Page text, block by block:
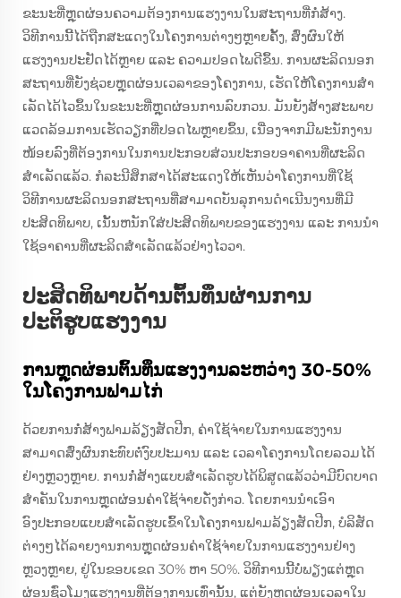
ຂະນະທີ່ຫຼຸດຜ່ອນຄວາມຕ້ອງການແຮງງານໃນສະຖານທີ່ກໍ່ສ້າງ.
ວິທີການນີ້ໄດ້ຖືກສະແດງໃນໂຄງການຕ່າງໆຫຼາຍຄັ້ງ, ສົ່ງຜົນໃຫ້
ແຮງງານປະຢັດໄດ້ຫຼາຍ ແລະ ຄວາມປອດໄພດີຂຶ້ນ. ການຜະລິດນອກ
ສະຖານທີ່ຍັງຊ່ວຍຫຼຸດຜ່ອນເວລາຂອງໂຄງການ, ເຮັດໃຫ້ໂຄງການສໍາ
ເລັດໄດ້ໄວຂຶ້ນໃນຂະນະທີ່ຫຼຸດຜ່ອນການລົບກວນ. ມັນຍັງສ້າງສະພາບ
ແວດລ້ອມການເຮັດວຽກທີ່ປອດໄພຫຼາຍຂຶ້ນ, ເນື່ອງຈາກມີພະນັກງານ
ໜ້ອຍລົງທີ່ຕ້ອງການໃນການປະກອບສ່ວນປະກອບອາຄານທີ່ຜະລິດ
ສໍາເລັດແລ້ວ. ກໍລະນີສຶກສາໄດ້ສະແດງໃຫ້ເຫັນວ່າໂຄງການທີ່ໃຊ້
ວິທີການຜະລິດນອກສະຖານທີ່ສາມາດບັນລຸການດໍາເນີນງານທີ່ມີ
ປະສິດທິພາບ, ເນັ້ນຫນັກໃສ່ປະສິດທິພາບຂອງແຮງງານ ແລະ ການນໍາ
ໃຊ້ອາຄານທີ່ຜະລິດສໍາເລັດແລ້ວຢ່າງໄວວາ.
ປະສິດທິພາບດ້ານຕົ້ນທຶນຜ່ານການ
ປະຕິຮູບແຮງງານ
ການຫຼຸດຜ່ອນຕົ້ນທຶນແຮງງານລະຫວ່າງ 30-50%
ໃນໂຄງການຟາມໄກ່
ດ້ວຍການກໍ່ສ້າງຟາມລ້ຽງສັດປີກ, ຄ່າໃຊ້ຈ່າຍໃນການແຮງງານ
ສາມາດສົ່ງຜົນກະທົບຕໍ່ງົບປະມານ ແລະ ເວລາໂຄງການໂດຍລວມໄດ້
ຢ່າງຫຼວງຫຼາຍ. ການກໍ່ສ້າງແບບສໍາເລັດຮູບໄດ້ພິສູດແລ້ວວ່າມີບົດບາດ
ສໍາຄັນໃນການຫຼຸດຜ່ອນຄ່າໃຊ້ຈ່າຍດັ່ງກ່າວ. ໂດຍການນໍາເອົາ
ອົງປະກອບແບບສໍາເລັດຮູບເຂົ້າໃນໂຄງການຟາມລ້ຽງສັດປີກ, ບໍລິສັດ
ຕ່າງໆໄດ້ລາຍງານການຫຼຸດຜ່ອນຄ່າໃຊ້ຈ່າຍໃນການແຮງງານຢ່າງ
ຫຼວງຫຼາຍ, ຢູ່ໃນຂອບເຂດ 30% ຫາ 50%. ວິທີການນີ້ບໍ່ພຽງແຕ່ຫຼຸດ
ຜ່ອນຊົ່ວໂມງແຮງງານທີ່ຕ້ອງການເທົ່ານັ້ນ, ແຕ່ຍັງຫຼຸດຜ່ອນເວລາໃນ